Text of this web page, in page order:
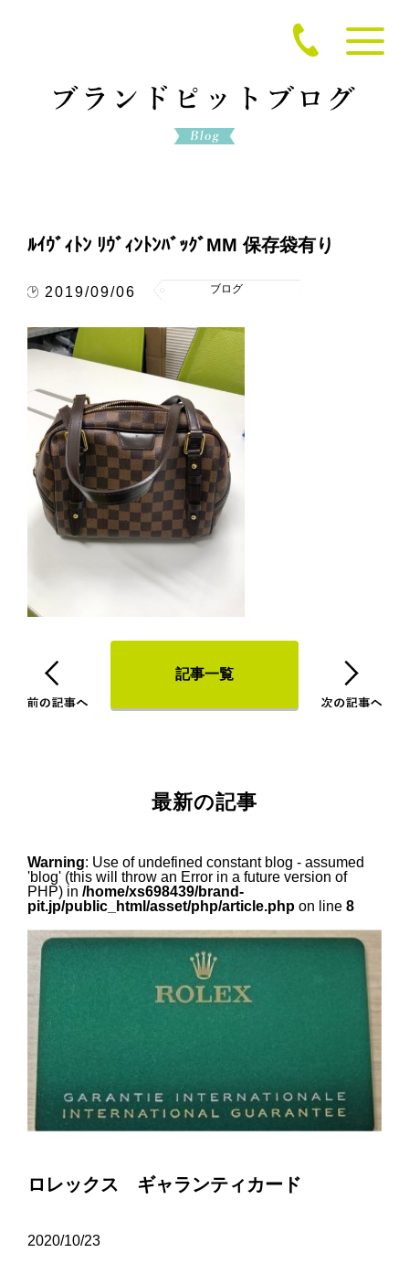
ﾙｲｳﾞｨﾄﾝ ﾘｳﾞｨﾝﾄﾝﾊﾞｯｸﾞMM 保存袋有り
2019/09/06 ブログ
記事一覧
最新の記事
Warning: Use of undefined constant blog - assumed
'blog' (this will throw an Error in a future version of
PHP) in /home/xs698439/brand-
pit.jp/public_html/asset/php/article.phpon line 8
ロレックス ギャランティカード
2020/10/23